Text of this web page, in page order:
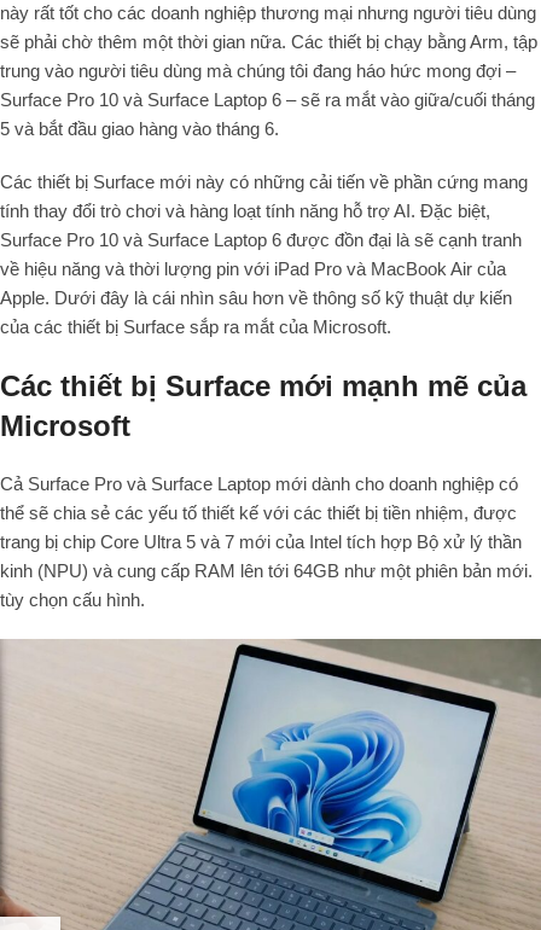
này rất tốt cho các doanh nghiệp thương mại nhưng người tiêu dùng
sẽ phải chờ thêm một thời gian nữa. Các thiết bị chạy bằng Arm, tập
trung vào người tiêu dùng mà chúng tôi đang háo hức mong đợi –
Surface Pro 10 và Surface Laptop 6 – sẽ ra mắt vào giữa/cuối tháng
5 và bắt đầu giao hàng vào tháng 6.
Các thiết bị Surface mới này có những cải tiến về phần cứng mang
tính thay đổi trò chơi và hàng loạt tính năng hỗ trợ AI. Đặc biệt,
Surface Pro 10 và Surface Laptop 6 được đồn đại là sẽ cạnh tranh
về hiệu năng và thời lượng pin với iPad Pro và MacBook Air của
Apple. Dưới đây là cái nhìn sâu hơn về thông số kỹ thuật dự kiến ​​
của các thiết bị Surface sắp ra mắt của Microsoft.
Các thiết bị Surface mới mạnh mẽ của
Microsoft
Cả Surface Pro và Surface Laptop mới dành cho doanh nghiệp có
thể sẽ chia sẻ các yếu tố thiết kế với các thiết bị tiền nhiệm, được
trang bị chip Core Ultra 5 và 7 mới của Intel tích hợp Bộ xử lý thần
kinh (NPU) và cung cấp RAM lên tới 64GB như một phiên bản mới.
tùy chọn cấu hình.